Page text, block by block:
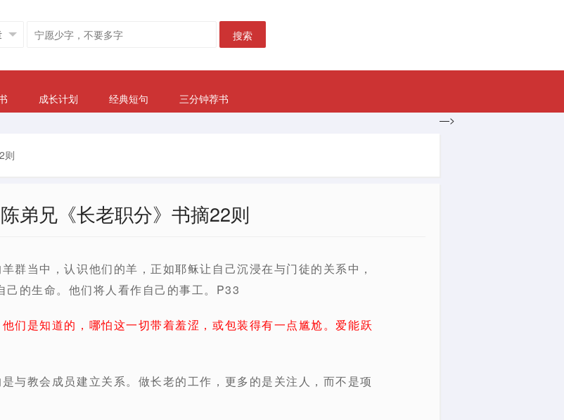
搜索
成长计划 经典短句
三分钟荐书
—>
则
弟兄《长老职分》书摘22则
群当中，认识他们的羊，正如耶稣让自己沉浸在与门徒的关系中，
己的生命。他们将人看作自己的事工。P33
们是知道的，哪怕这一切带着羞涩，或包装得有一点尴尬。爱能跃
与教会成员建立关系。做长老的工作，更多的是关注人，而不是项